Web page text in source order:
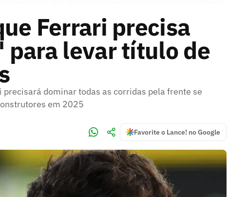
Ferrari precisa
para levar título de
dominar todas as corridas pela frente se
em 2025
Favorite o Lance! no Google